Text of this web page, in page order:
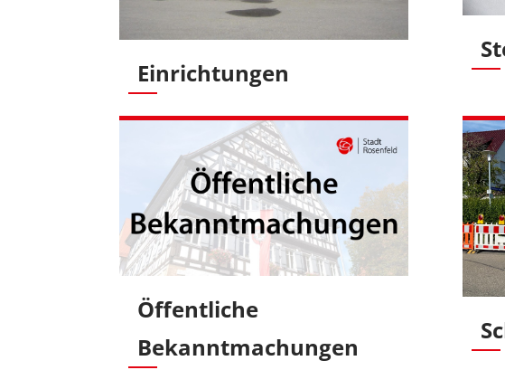
Einrichtungen
Öffentliche
Bekanntmachungen